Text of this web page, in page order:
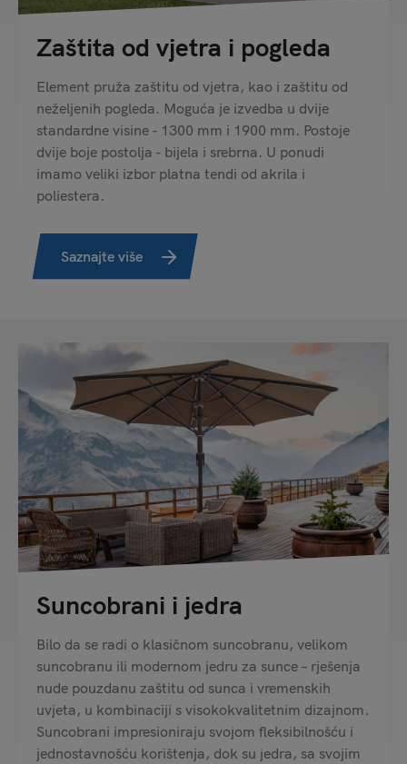
Zaštita od vjetra i pogleda
Element pruža zaštitu od vjetra, kao i zaštitu od
neželjenih pogleda. Moguća je izvedba u dvije
standardne visine - 1300 mm i 1900 mm. Postoje
dvije boje postolja - bijela i srebrna. U ponudi
imamo veliki izbor platna tendi od akrila i
poliestera.
Saznajte više
Suncobrani i jedra
Bilo da se radi o klasičnom suncobranu, velikom
suncobranu ili modernom jedru za sunce – rješenja
nude pouzdanu zaštitu od sunca i vremenskih
uvjeta, u kombinaciji s visokokvalitetnim dizajnom.
Suncobrani impresioniraju svojom fleksibilnošću i
jednostavnošću korištenja, dok su jedra, sa svojim